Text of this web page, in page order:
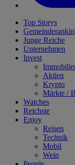
Top Storys
Junge Reiche
Unternehmen
Invest
Aktien
Krypto
Märkte /
Watches
Reichste
Enjoy
Reisen
Technik
Mobil
Wein